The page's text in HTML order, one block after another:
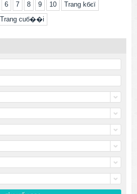
6 7 8 9 10
Trang kбєї
Trang cuб��i